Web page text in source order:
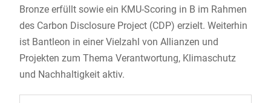
Bronze erfüllt sowie ein KMU-Scoring in B im Rahmen
des Carbon Disclosure Project (CDP) erzielt. Weiterhin
ist Bantleon in einer Vielzahl von Allianzen und
Projekten zum Thema Verantwortung, Klimaschutz
und Nachhaltigkeit aktiv.